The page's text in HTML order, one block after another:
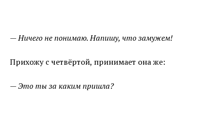
— Ничего не понимаю. Напишу, что замужем!
Прихожу с четвёртой, принимает она же:
— Это ты за каким пришла?